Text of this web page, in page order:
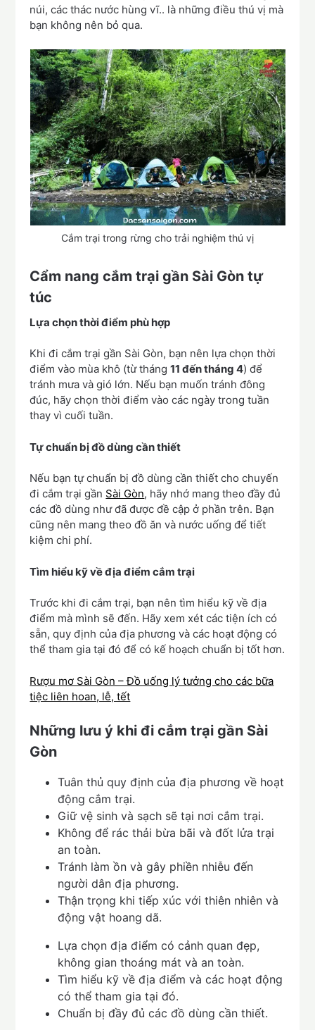
núi, các thác nước hùng vĩ.. là những điều thú vị mà
bạn không nên bỏ qua.
Cắm trại trong rừng cho trải nghiệm thú vị
Cẩm nang cắm trại gần Sài Gòn tự
túc
Lựa chọn thời điểm phù hợp
Khi đi cắm trại gần Sài Gòn, bạn nên lựa chọn thời
điểm vào mùa khô (từ tháng11 đến tháng 4) để
tránh mưa và gió lớn. Nếu bạn muốn tránh đông
đúc, hãy chọn thời điểm vào các ngày trong tuần
thay vì cuối tuần.
Tự chuẩn bị đồ dùng cần thiết
Nếu bạn tự chuẩn bị đồ dùng cần thiết cho chuyến
đi cắm trại gần Sài Gòn, hãy nhớ mang theo đầy đủ
các đồ dùng như đã được đề cập ở phần trên. Bạn
cũng nên mang theo đồ ăn và nước uống để tiết
kiệm chi phí.
Tìm hiểu kỹ về địa điểm cắm trại
Trước khi đi cắm trại, bạn nên tìm hiểu kỹ về địa
điểm mà mình sẽ đến. Hãy xem xét các tiện ích có
sẵn, quy định của địa phương và các hoạt động có
thể tham gia tại đó để có kế hoạch chuẩn bị tốt hơn.
Rượu mơ Sài Gòn – Đồ uống lý tưởng cho các bữa
tiệc liên hoan, lễ, tết
Những lưu ý khi đi cắm trại gần Sài
Gòn
Tuân thủ quy định của địa phương về hoạt
động cắm trại.
Giữ vệ sinh và sạch sẽ tại nơi cắm trại.
Không để rác thải bừa bãi và đốt lửa trại
an toàn.
Tránh làm ồn và gây phiền nhiễu đến
người dân địa phương.
Thận trọng khi tiếp xúc với thiên nhiên và
động vật hoang dã.
Lựa chọn địa điểm có cảnh quan đẹp,
không gian thoáng mát và an toàn.
Tìm hiểu kỹ về địa điểm và các hoạt động
có thể tham gia tại đó.
Chuẩn bị đầy đủ các đồ dùng cần thiết.